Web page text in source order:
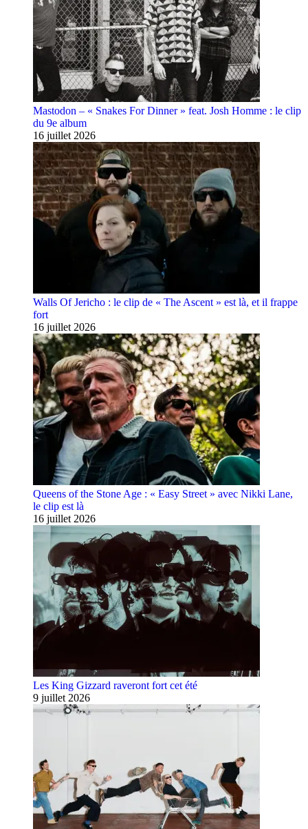
Mastodon – « Snakes For Dinner » feat. Josh Homme : le clip
du 9e album
16 juillet 2026
Walls Of Jericho : le clip de « The Ascent » est là, et il frappe
fort
16 juillet 2026
Queens of the Stone Age : « Easy Street » avec Nikki Lane,
le clip est là
16 juillet 2026
Les King Gizzard raveront fort cet été
9 juillet 2026